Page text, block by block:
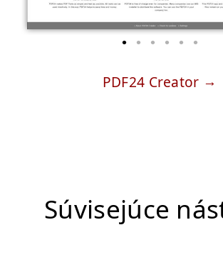
PDF24 Creator
Súvisejúce